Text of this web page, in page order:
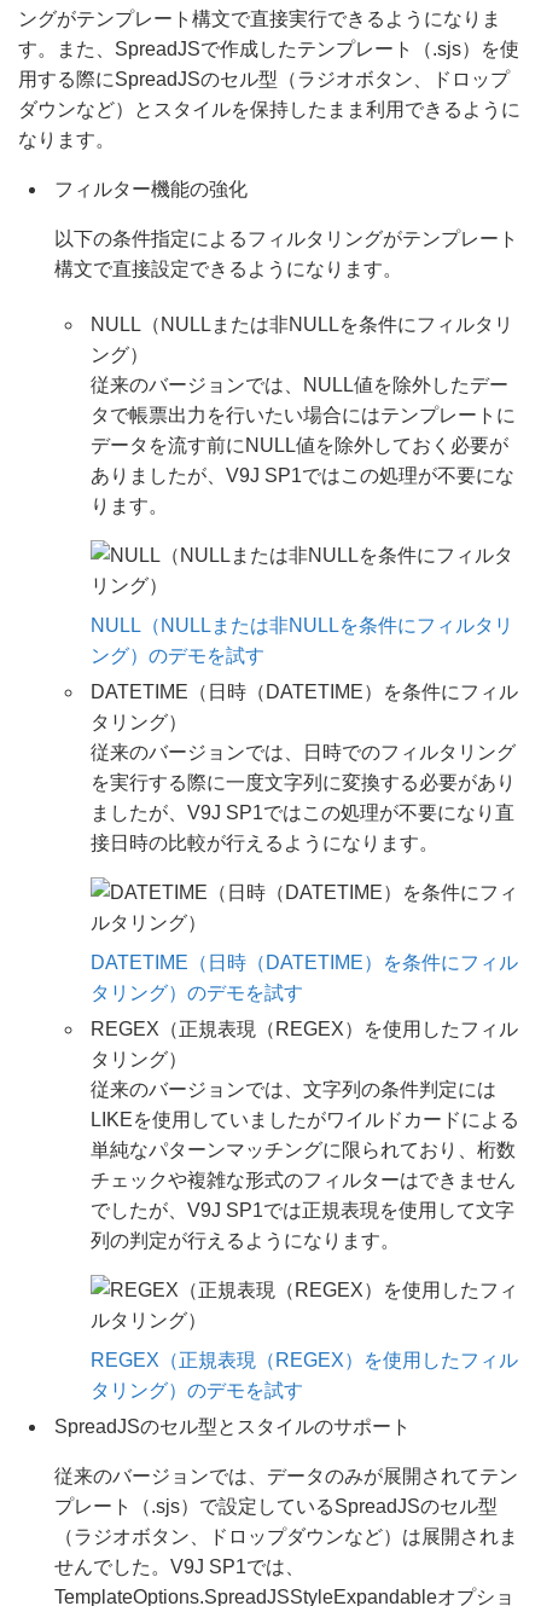
ングがテンプレート構文で直接実行できるようになりま
す。また、SpreadJSで作成したテンプレート（.sjs）を使
用する際にSpreadJSのセル型（ラジオボタン、ドロップ
ダウンなど）とスタイルを保持したまま利用できるように
なります。
フィルター機能の強化
以下の条件指定によるフィルタリングがテンプレート
構文で直接設定できるようになります。
NULL（NULLまたは非NULLを条件にフィルタリ
ング）
従来のバージョンでは、NULL値を除外したデー
タで帳票出力を行いたい場合にはテンプレートに
データを流す前にNULL値を除外しておく必要が
ありましたが、V9J SP1ではこの処理が不要にな
ります。
NULL（NULLまたは非NULLを条件にフィルタリ
ング）のデモを試す
DATETIME（日時（DATETIME）を条件にフィル
タリング）
従来のバージョンでは、日時でのフィルタリング
を実行する際に一度文字列に変換する必要があり
ましたが、V9J SP1ではこの処理が不要になり直
接日時の比較が行えるようになります。
DATETIME（日時（DATETIME）を条件にフィル
タリング）のデモを試す
REGEX（正規表現（REGEX）を使用したフィル
タリング）
従来のバージョンでは、文字列の条件判定には
LIKEを使用していましたがワイルドカードによる
単純なパターンマッチングに限られており、桁数
チェックや複雑な形式のフィルターはできません
でしたが、V9J SP1では正規表現を使用して文字
列の判定が行えるようになります。
REGEX（正規表現（REGEX）を使用したフィル
タリング）のデモを試す
SpreadJSのセル型とスタイルのサポート
従来のバージョンでは、データのみが展開されてテン
プレート（.sjs）で設定しているSpreadJSのセル型
（ラジオボタン、ドロップダウンなど）は展開されま
せんでした。V9J SP1では、
TemplateOptions.SpreadJSStyleExpandableオプショ